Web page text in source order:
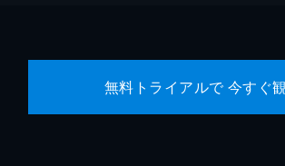
無料トライアルで 今すぐ